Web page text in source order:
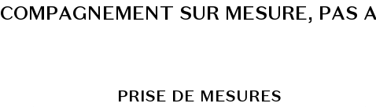
COMPAGNEMENT SUR MESURE, PAS
PRISE DE MESURES